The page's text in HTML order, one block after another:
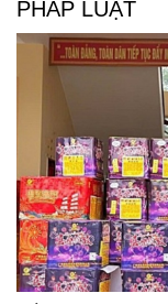
PHÁP LUẬT